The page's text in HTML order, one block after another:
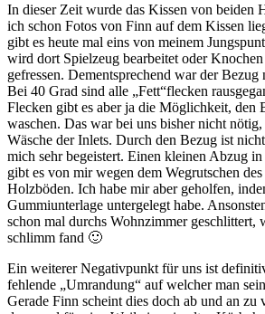
In dieser Zeit wurde das Kissen von beiden
ich schon Fotos von Finn auf dem Kissen
gibt es heute mal eins von meinem
wird dort Spielzeug bearbeitet oder
gefressen. Dementsprechend war der
Bei 40 Grad sind alle „Fett“flecken
Flecken gibt es aber ja die Möglichkeit, den
waschen. Das war bei uns bisher nicht
Wäsche der Inlets. Durch den Bezug ist
mich sehr begeistert. Einen kleinen Abzug
gibt es von mir wegen dem Wegrutschen
Holzböden. Ich habe mir aber geholfen,
Gummiunterlage untergelegt habe.
schon mal durchs Wohnzimmer geschlittert,
schlimm fand 🙂
Ein weiterer Negativpunkt für uns ist
fehlende „Umrandung“ auf welcher man
Gerade Finn scheint dies doch ab und an zu